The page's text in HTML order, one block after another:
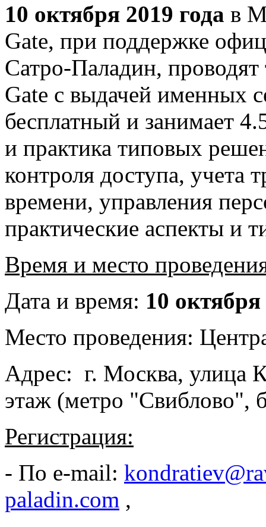
10 октября 2019 года в
Gate, при поддержке
Сатро-Паладин,
Gate с выдачей именных
бесплатный и занимает
и практика типовых
контроля доступа, учета
времени, управления
практические аспекты и
Время и место
Дата и время: 10
Место проведения:
Адрес: г. Москва, улица
этаж (метро "Свиблово",
Регистрация:
- По e-mail:
paladin.com ,